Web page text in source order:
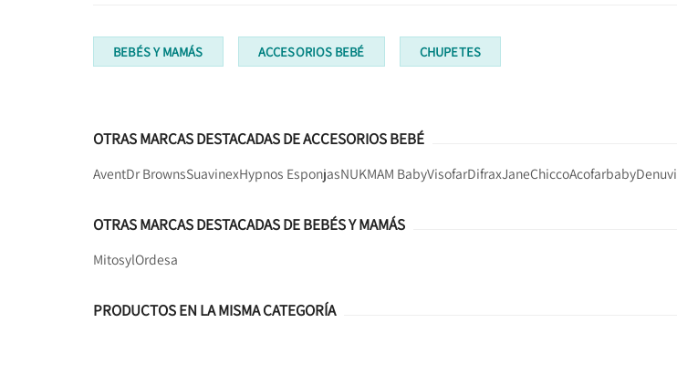
BEBÉS Y MAMÁS ACCESORIOS BEBÉ CHUPETES
OTRAS MARCAS DESTACADAS DE ACCESORIOS BEBÉ
AventDr BrownsSuavinexHypnos EsponjasNUKMAM BabyVisofarDifraxJaneChiccoAcofarbabyDenuvi
OTRAS MARCAS DESTACADAS DE BEBÉS Y MAMÁS
MitosylOrdesa
PRODUCTOS EN LA MISMA CATEGORÍA